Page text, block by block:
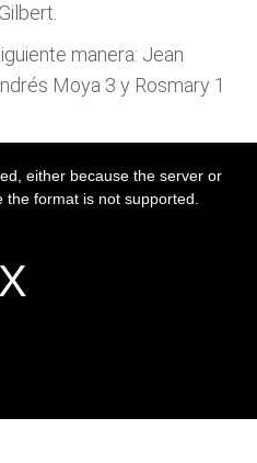
manera: Jean
Moya 3 y Rosmary 1